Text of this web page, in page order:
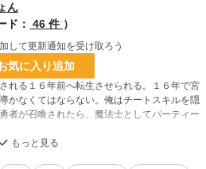
ん
ド： 46 件 ）
して更新通知を受け取ろう
気に入り追加
れる１６年前へ転生させられる。１６年で宮
かなくてはならない。俺はチートスキルを隠
者が召喚されたら、魔法士としてパーティー
件